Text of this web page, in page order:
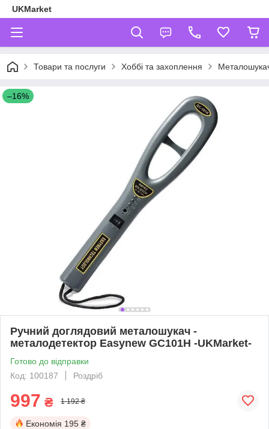
UKMarket
Товари та послуги Хоббі та захоплення
–16%
Ручний доглядовий металошукач -
металодетектор Easynew GC101H -UKMarket-
Готово до відправки
Код: 100187
Роздріб
997 ₴ 1 192 ₴
Економія 195 ₴